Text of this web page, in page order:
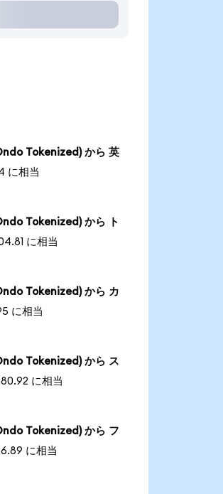
Tokenized) から 英
に相当
Tokenized) から ト
に相当
Tokenized) から カ
に相当
Tokenized) から ス
に相当
Tokenized) から フ
に相当